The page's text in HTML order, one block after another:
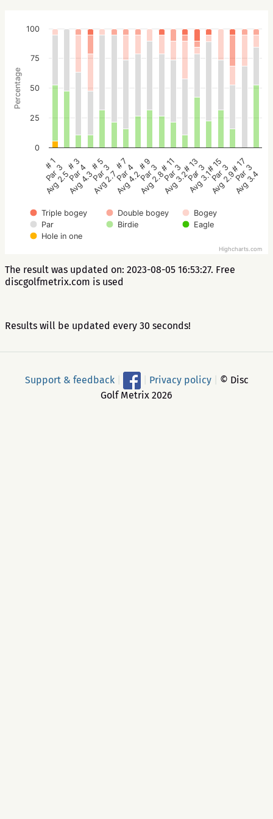
Percentage
Triple bogey Double bogey
Bogey
Par
Birdie
Eagle
Hole in one
# 1
Par 3
Avg 2.5
# 3
Par 4
Avg 4.3
# 5
Par 3
Avg 2.7
# 7
Par 4
Avg 4.2
# 9
Par 3
Avg 2.8
# 11
Par 3
Avg 3.2
# 13
Par 3
Avg 3.1
# 15
Par 3
Avg 2.9
# 17
Par 3
Avg 3.4
0
25
50
75
100
Highcharts.com
The result was updated on: 2023-08-05 16:53:27. Free
discgolfmetrix.com is used
Results will be updated every 30 seconds!
Support & feedback Privacy policy
© Disc
Golf Metrix 2026